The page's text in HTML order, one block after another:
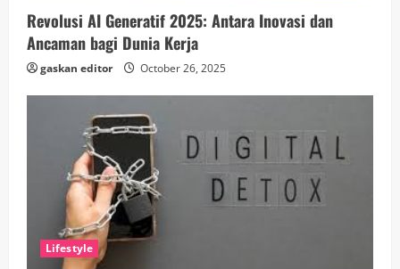
Revolusi AI Generatif 2025: Antara Inovasi dan
Ancaman bagi Dunia Kerja
gaskan editor October 26, 2025
Lifestyle